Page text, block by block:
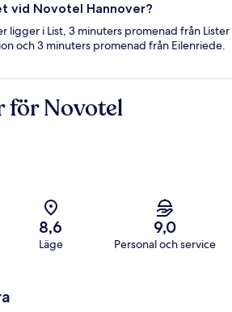
vid Novotel Hannover?
ligger i List, 3 minuters promenad från Lister
och 3 minuters promenad från Eilenriede.
för Novotel
8,6
Läge
9,0
Personal och service